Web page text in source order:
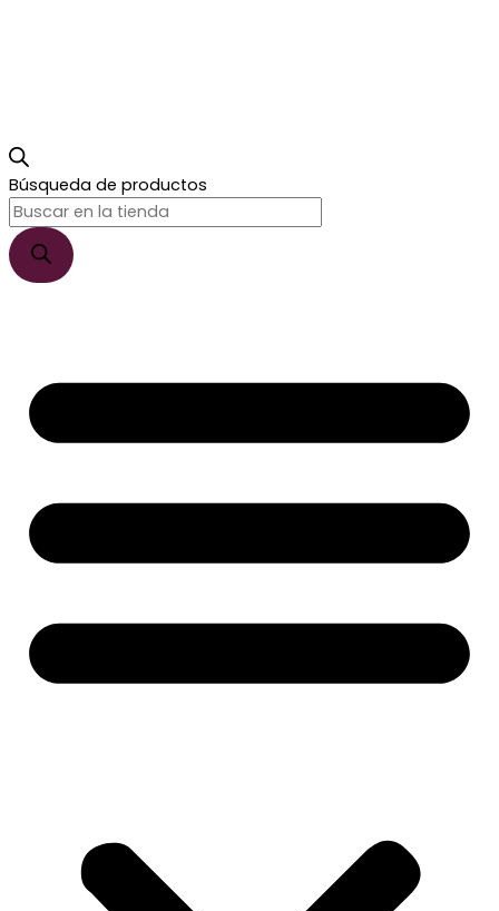
Búsqueda de productos